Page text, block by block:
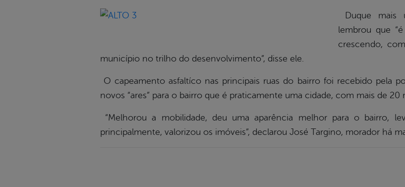
Duque mais
lembrou que
crescendo,
município no trilho do desenvolvimento”, disse ele.
O capeamento asfaltíco nas principais ruas do bairro foi recebido pela
novos “ares” para o bairro que é praticamente uma cidade, com mais de 20
“Melhorou a mobilidade, deu uma aparência melhor para o bairro,
principalmente, valorizou os imóveis”, declarou José Targino, morador há